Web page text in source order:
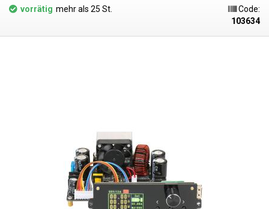
eingestellten Parameter (Strom, Spannung, Leistung, Schutzmodus)
Über ein übersichtliches Menü lassen sich die grundlegenden
und OPP-Schutz einstellen, die Helligkeit des Displays regeln und die
OVP - Überspannungsschutz, OCP - Überstromschutz und OPP -
Überleistungsschutz. Alle diese Schutzfunktionen können eingestellt
werden, und wenn diese Werte überschritten werden, wird die
Stromversorgung automatisch abgeschaltet. In der Verpackung
befinden sich zwei Module(USB und Bluetooth
und Steuerung des Netzteils mit einem PC oder Android-Gerät dienen. Es
kann jeweils nur ein Modul an das Netzteil angeschlossen werden, das
vorrätig mehr als 25 St.
Code:
103634